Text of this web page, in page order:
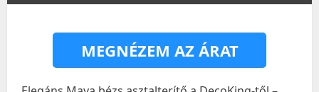
MEGNÉZEM AZ ÁRAT